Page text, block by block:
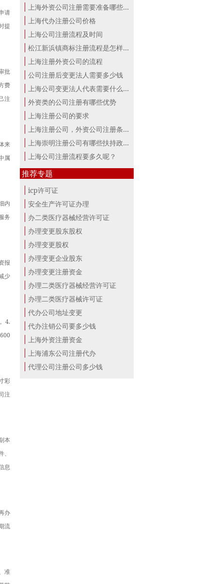
请
提
批
费
注
来
属
内
务
报
少
4.
彩
注
本
息
办
流
准
上海外资公司注册需要准备哪些材料？
上海代办注册公司价格
上海公司注册流程及时间
松江新浜镇商标注册流程是怎样的
上海注册外资公司的流程
公司注册后变更法人需要多少钱
上海公司变更法人代表需要什么手续
外资类的公司注册有哪些优势
上海注册公司的要求
上海注册公司，外资公司注册条件！
上海崇明注册公司有哪些扶持政策与服...
上海公司注册流程要多久呢？
推荐专题
icp许可证
安全生产许可证办理
办二类医疗器械经营许可证
办理变更股东股权
办理变更股权
办理变更企业股东
办理变更注册资金
办理二类医疗器械经营许可证
办理二类医疗器械许可证
代办公司地址变更
代办注销公司要多少钱
上海外资注册资金
上海浦东公司注册代办
代理公司注册公司多少钱